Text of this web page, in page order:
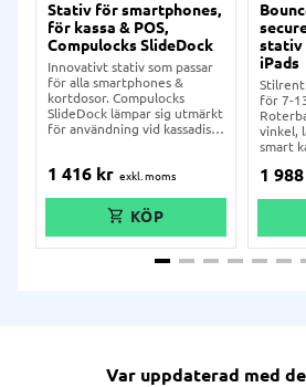
Stativ för smartphones,
för kassa & POS,
Compulocks SlideDock
Innovativt stativ som passar
för alla smartphones &
kortdosor. Compulocks
SlideDock lämpar sig utmärkt
för användning vid kassadisk
basplattan går att snurra
med skruv eller klister. Bra
för användning med iZettle
kortdosa och smartphones.
1 416 kr
stativ
iPads
Stilrent
för 7-
vinkel,
smart
1 988
Var uppdaterad med